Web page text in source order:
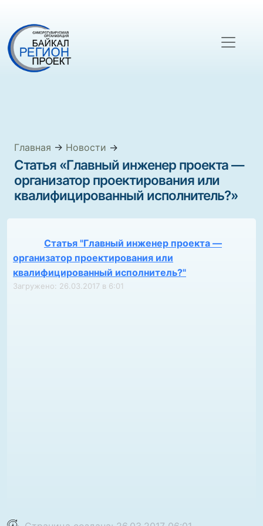
Главная → Новости →
Статья «Главный инженер проекта —
организатор проектирования или
квалифицированный исполнитель?»
Статья "Главный инженер проекта —
организатор проектирования или
квалифицированный исполнитель?"
Загружено: 26.03.2017 в 6:01